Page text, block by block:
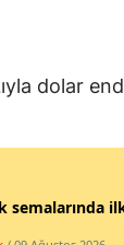
dolar
semalarında